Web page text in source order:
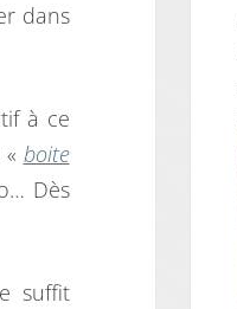
dans
à ce
boite
Dès
suffit